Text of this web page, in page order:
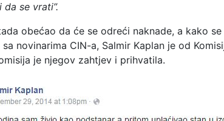
se vrati”.
obećao da će se odreći naknade, a kako
novinarima CIN-a, Salmir Kaplan je od
je njegov zahtjev i prihvatila.